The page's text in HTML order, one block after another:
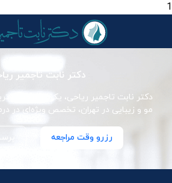
1
دکتر نابت تاجمیر
دکتر نابت تاجمیر ریاحی، یکی از
مو و زیبایی در تهران، تخصص ویژه‌ای در
رزرو وقت مراجعه